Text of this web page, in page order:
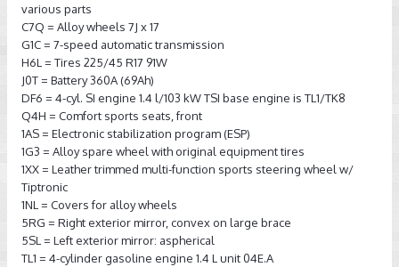
various parts
C7Q = Alloy wheels 7J x 17
G1C = 7-speed automatic transmission
H6L = Tires 225/45 R17 91W
J0T = Battery 360A (69Ah)
DF6 = 4-cyl. SI engine 1.4 l/103 kW TSI base engine is TL1/TK8
Q4H = Comfort sports seats, front
1AS = Electronic stabilization program (ESP)
1G3 = Alloy spare wheel with original equipment tires
1XX = Leather trimmed multi-function sports steering wheel w/
Tiptronic
1NL = Covers for alloy wheels
5RG = Right exterior mirror, convex on large brace
5SL = Left exterior mirror: aspherical
TL1 = 4-cylinder gasoline engine 1.4 L unit 04E.A